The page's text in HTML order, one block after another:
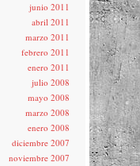
junio 2011
abril 2011
marzo 2011
febrero 2011
enero 2011
julio 2008
mayo 2008
marzo 2008
enero 2008
diciembre 2007
noviembre 2007